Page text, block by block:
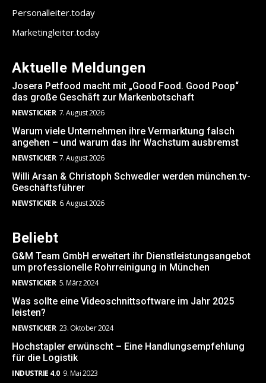
Personalleiter.today
Marketingleiter.today
Aktuelle Meldungen
Josera Petfood macht mit „Good Food. Good Poop“
das große Geschäft zur Markenbotschaft
NEWSTICKER 7. August 2026
Warum viele Unternehmen ihre Vermarktung falsch
angehen – und warum das ihr Wachstum ausbremst
NEWSTICKER 7. August 2026
Willi Arsan & Christoph Schwedler werden münchen.tv-
Geschäftsführer
NEWSTICKER 6. August 2026
Beliebt
G&M Team GmbH erweitert ihr Dienstleistungsangebot
um professionelle Rohrreinigung in München
NEWSTICKER 5. März 2024
Was sollte eine Videoschnittsoftware im Jahr 2025
leisten?
NEWSTICKER 23. Oktober 2024
Hochstapler erwünscht – Eine Handlungsempfehlung
für die Logistik
INDUSTRIE 4.0 9. Mai 2023